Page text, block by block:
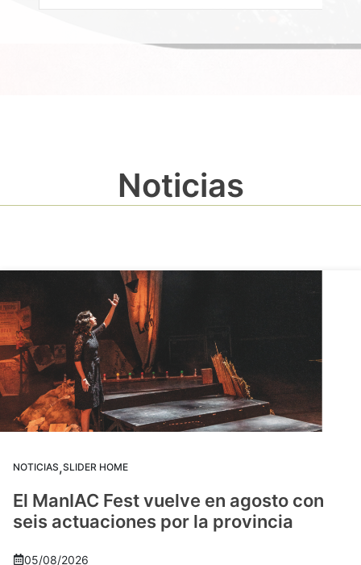
Noticias
NOTICIAS,SLIDER HOME
El ManIAC Fest vuelve en agosto con
seis actuaciones por la provincia
05/08/2026